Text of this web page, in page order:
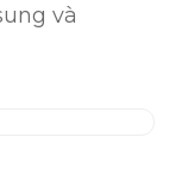
và